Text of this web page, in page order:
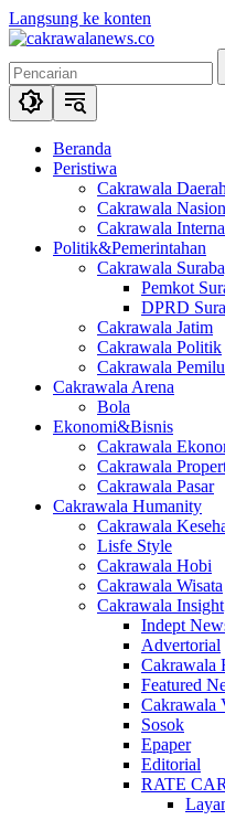
Langsung ke konten
Beranda
Peristiwa
Cakrawala Daerah
Cakrawala
Cakrawala
Politik&Pemerintahan
Cakrawala
Pemkot
DPRD
Cakrawala Jatim
Cakrawala Politik
Cakrawala Pemilu
Cakrawala Arena
Bola
Ekonomi&Bisnis
Cakrawala
Cakrawala
Cakrawala Pasar
Cakrawala Humanity
Cakrawala
Lisfe Style
Cakrawala Hobi
Cakrawala Wisata
Cakrawala Insight
Indept
Advertorial
Cakrawala
Featured
Cakrawala
Sosok
Epaper
Editorial
RATE